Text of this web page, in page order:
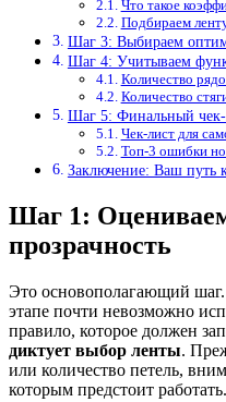
Что такое
Подбираем
Шаг 3: Выбираем
Шаг 4: Учитываем
Количество
Количество
Шаг 5: Финальный чек-
Чек-лист для
Топ-3 ошибки
Заключение: Ваш путь
Шаг 1:
прозрачность
Это основополагающий
этапе почти невозможно
правило, которое должен
диктует выбор ленты.
или количество петель,
которым предстоит работать.